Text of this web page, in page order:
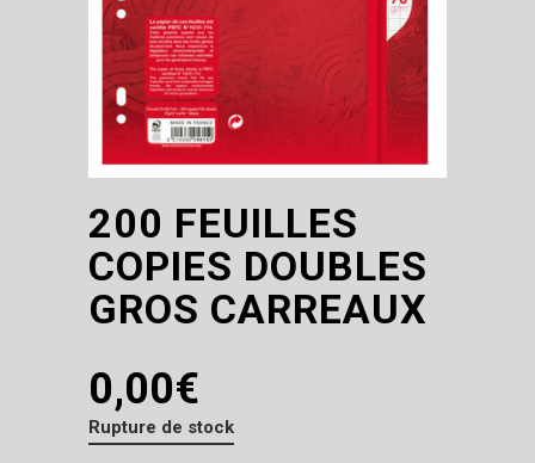
200 FEUILLES
COPIES DOUBLES
GROS CARREAUX
0,00€
Rupture de stock